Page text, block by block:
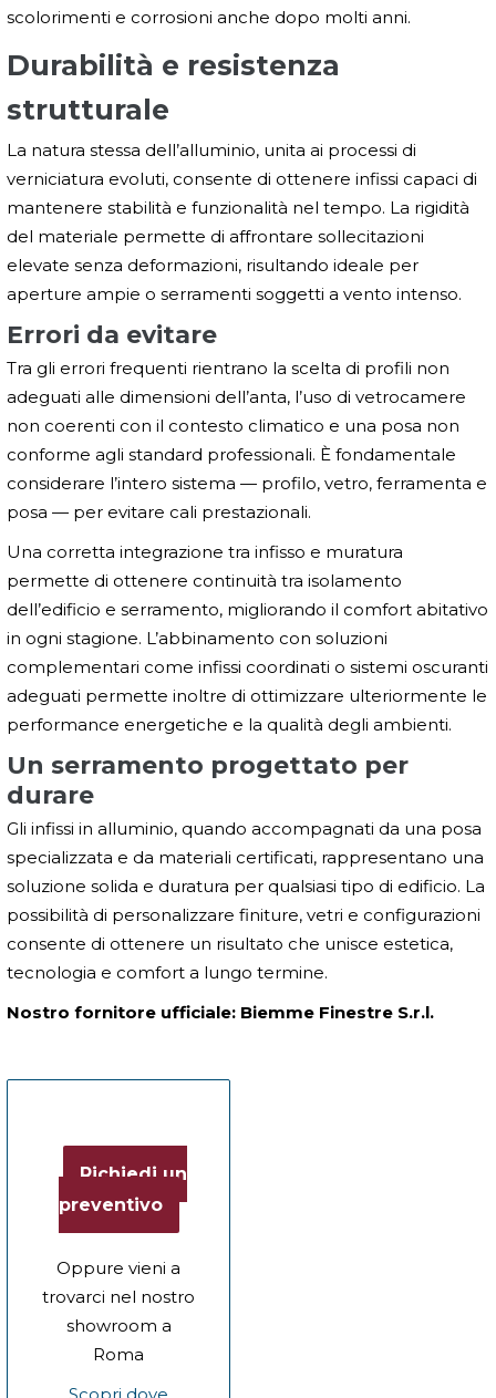
scolorimenti e corrosioni anche dopo molti anni.
Durabilità e resistenza
strutturale
La natura stessa dell’alluminio, unita ai processi di
verniciatura evoluti, consente di ottenere infissi capaci di
mantenere stabilità e funzionalità nel tempo. La rigidità
del materiale permette di affrontare sollecitazioni
elevate senza deformazioni, risultando ideale per
aperture ampie o serramenti soggetti a vento intenso.
Errori da evitare
Tra gli errori frequenti rientrano la scelta di profili non
adeguati alle dimensioni dell’anta, l’uso di vetrocamere
non coerenti con il contesto climatico e una posa non
conforme agli standard professionali. È fondamentale
considerare l’intero sistema — profilo, vetro, ferramenta e
posa — per evitare cali prestazionali.
Una corretta integrazione tra infisso e muratura
permette di ottenere continuità tra isolamento
dell’edificio e serramento, migliorando il comfort abitativo
in ogni stagione. L’abbinamento con soluzioni
complementari come infissi coordinati o sistemi oscuranti
adeguati permette inoltre di ottimizzare ulteriormente le
performance energetiche e la qualità degli ambienti.
Un serramento progettato per
durare
Gli infissi in alluminio, quando accompagnati da una posa
specializzata e da materiali certificati, rappresentano una
soluzione solida e duratura per qualsiasi tipo di edificio. La
possibilità di personalizzare finiture, vetri e configurazioni
consente di ottenere un risultato che unisce estetica,
tecnologia e comfort a lungo termine.
Nostro fornitore ufficiale: Biemme Finestre S.r.l.
Richiedi un
preventivo
Oppure vieni a
trovarci nel nostro
showroom a
Roma